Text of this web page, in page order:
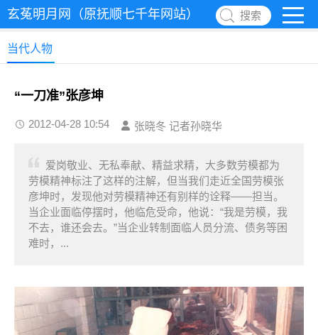
玄菟明月网（原抚顺七千年网站） 搜索
当代人物
“一刀准”张彦坤
2012-04-28 10:54 张晓冬 记者孙晓华
爱岗敬业、无私奉献、精益求精，大多数劳模都为
劳模精神标注了这样的注解，但当我们走近全国劳模张
彦坤时，发现他对劳模精神还有别样的诠释——担当。
当企业面临停摆时，他临危受命，他说：“我是劳模，我
不去，谁还会去。”当企业转制面临人员分流、债务等困
难时，...